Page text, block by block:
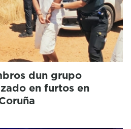
dun grupo
en furtos en